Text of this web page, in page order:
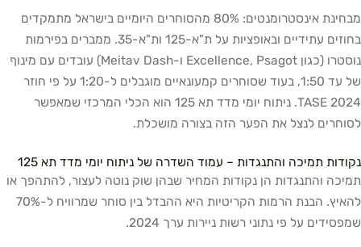
מבחינת אינסטרומנטים: 80% מהסוחרים היומיים בישראל מתמקדים
בחוזים עתידיים ובאופציות על ת"א-125 ות"א-35. ממברים בפירמות
נוסטרו (כגון Excellence, Psagot ו-Meitav Dash) עובדים עם מינוף
של עד 1:50, בעוד שסוחרים קמעונאיים מוגבלים ל-1:20 על פי חוזר
TASE 2024. ניתוח יומי מדד תא 125 הוא הכלי המרכזי שמאפשר
לסוחרים לנצל את הפער הזה בצורה מושכלת.
נקודות תמיכה והתנגדות – עמוד השדרה של ניתוח יומי מדד תא 125
תמיכה והתנגדות הן נקודות המחיר שבהן שוק נוטה לעצור, להתהפך או
להאיץ. הבנת הרמות הקריטיות היא ההבדל בין סוחר שמרוויח ל-70%
שמפסידים על פי נתוני רשות ניירות ערך 2024.